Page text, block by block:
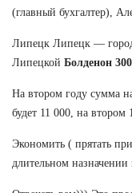
(главный бухгалтер),
Липецк Липецк —
Липецкой Болденон
На втором году сумма
будет 11 000, на втором
Экономить ( прятать
длительном назначении